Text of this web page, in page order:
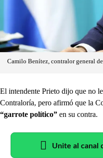
Camilo Benítez, contralor general
El intendente Prieto dijo que no
Contraloría, pero afirmó que la
“garrote político” en su contra.
Unite al canal